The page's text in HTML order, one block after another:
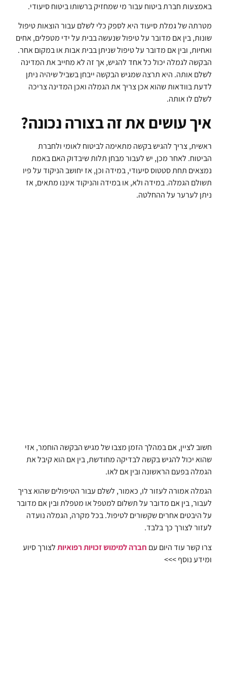
באמצעות חברת ביטוח עבור מי שמחזיק ברשותו ביטוח סיעודי.
מטרתה של גמלת סיעוד היא לספק כלי לשלם עבור הוצאות טיפול
שונות, בין אם מדובר על טיפול שנעשה בבית על ידי מטפלים, אחים
ואחיות, ובין אם מדובר על טיפול שניתן בבית אבות או במקום אחר.
הבקשה לגמלה יכול כל אחד להגיש, אך זה לא מחייב את המדינה
לשלם אותה. היא תרצה שמגיש הבקשה ייבחן בשביל שיהיה ניתן
לדעת בוודאות שהוא אכן צריך את הגמלה ואכן המדינה צריכה
לשלם לו אותה.
איך עושים את זה בצורה נכונה?
ראשית, צריך להגיש בקשה מתאימה לביטוח לאומי ולחברת
הביטוח. לאחר מכן, יש לעבור מבחן תלות שיבדוק האם באמת
נמצאים תחת סטטוס סיעודי, במידה וכן, אז יחושב הניקוד על פיו
תשולם הגמלה. במידה ולא, או במידה והניקוד איננו מתאים, אז
ניתן לערער על ההחלטה.
חשוב לציין, אם במהלך הזמן מצבו של מגיש הבקשה הוחמר, אזי
שהוא יכול להגיש בקשה לבדיקה מחודשת, בין אם הוא קיבל את
הגמלה בפעם הראשונה ובין אם לאו.
הגמלה אמורה לעזור לו, כאמור, לשלם עבור הטיפולים שהוא צריך
לעבור, בין אם מדובר על תשלום למטפל או מטפלת ובין אם מדובר
על היבטים אחרים שקשורים לטיפול. בכל מקרה, הגמלה נועדה
לעזור לצורך כך בלבד.
צרו קשר עוד היום עם חברה למימוש זכויות רפואיותלצורך סיוע
ומידע נוסף >>>